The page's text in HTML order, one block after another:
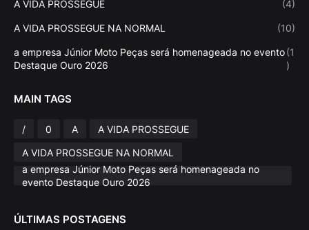
A VIDA PROSSEGUE (4)
A VIDA PROSSEGUE NA NORMAL (10)
a empresa Júnior Moto Peças será homenageada no evento
Destaque Ouro 2026
(1
)
MAIN TAGS
/ 0 A
A VIDA PROSSEGUE
A VIDA PROSSEGUE NA NORMAL
a empresa Júnior Moto Peças será homenageada no
evento Destaque Ouro 2026
ÚLTIMAS POSTAGENS